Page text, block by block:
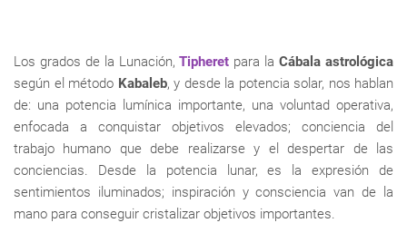
Los grados de la Lunación,Tipheret para laCábala astrológica
según el método Kabaleb, y desde la potencia solar, nos hablan
de: una potencia lumínica importante, una voluntad operativa,
enfocada a conquistar objetivos elevados; conciencia del
trabajo humano que debe realizarse y el despertar de las
conciencias. Desde la potencia lunar, es la expresión de
sentimientos iluminados; inspiración y consciencia van de la
mano para conseguir cristalizar objetivos importantes.